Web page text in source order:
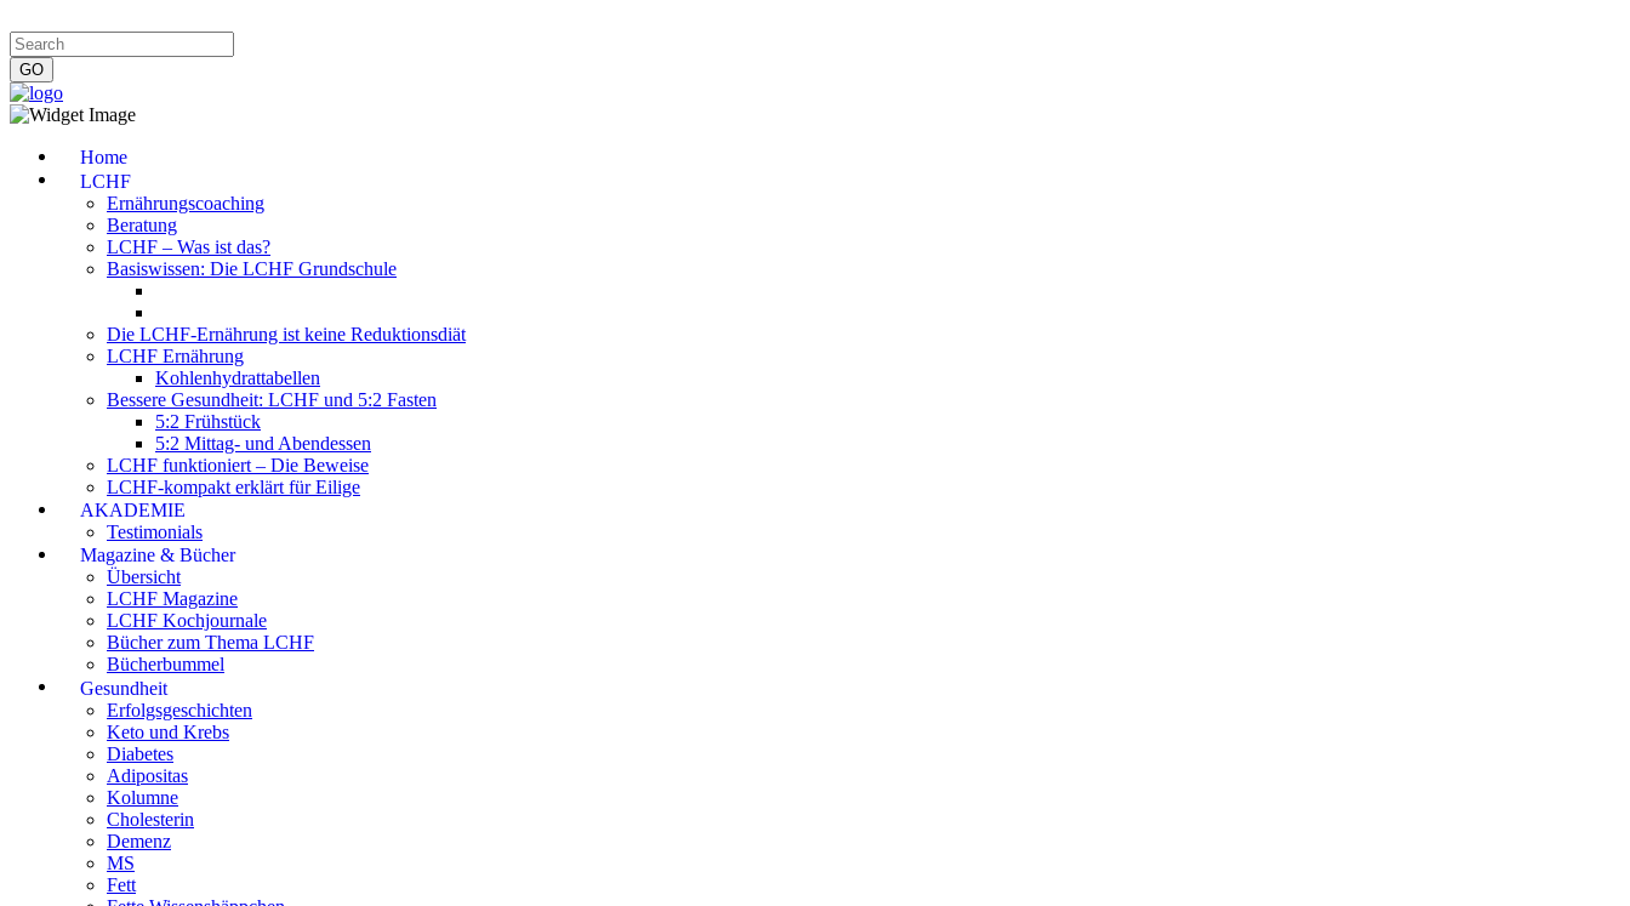
Home
LCHF
Ernährungscoaching
Beratung
LCHF – Was ist das?
Basiswissen: Die LCHF Grundschule
Die LCHF-Ernährung ist keine Reduktionsdiät
LCHF Ernährung
Kohlenhydrattabellen
Bessere Gesundheit: LCHF und 5:2 Fasten
5:2 Frühstück
5:2 Mittag- und Abendessen
LCHF funktioniert – Die Beweise
LCHF-kompakt erklärt für Eilige
AKADEMIE
Testimonials
Magazine & Bücher
Übersicht
LCHF Magazine
LCHF Kochjournale
Bücher zum Thema LCHF
Bücherbummel
Gesundheit
Erfolgsgeschichten
Keto und Krebs
Diabetes
Adipositas
Kolumne
Cholesterin
Demenz
MS
Fett